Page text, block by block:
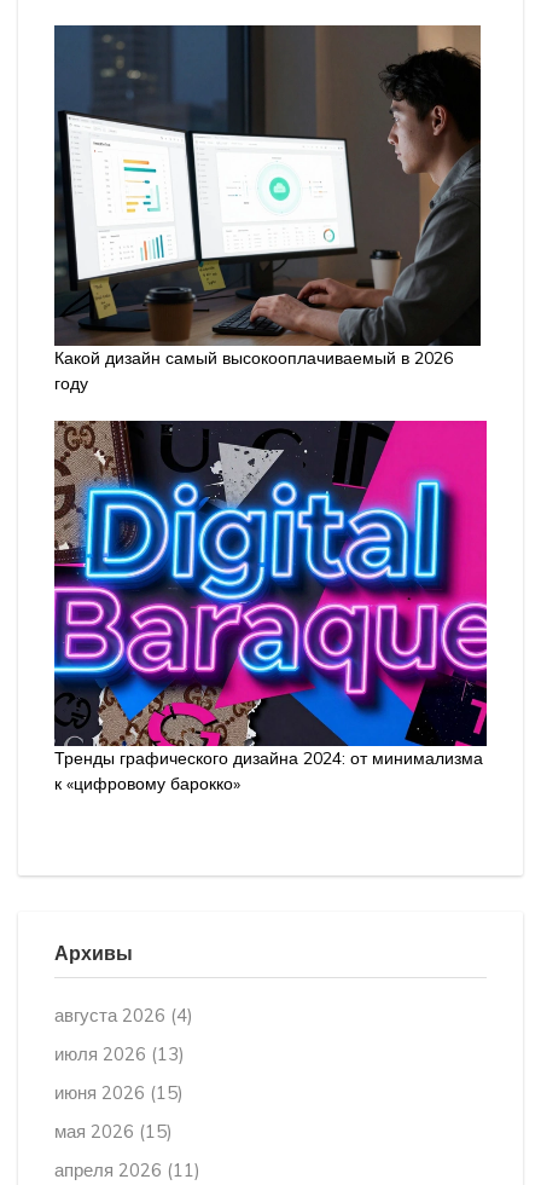
Какой дизайн самый высокооплачиваемый в 2026
году
Тренды графического дизайна 2024: от минимализма
к «цифровому барокко»
Архивы
августа 2026 (4)
июля 2026 (13)
июня 2026 (15)
мая 2026 (15)
апреля 2026 (11)